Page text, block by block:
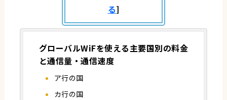
る]
グローバルWiFを使える主要国別の料金
と通信量・通信速度
ア行の国
カ行の国